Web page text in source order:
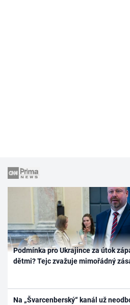
Podmínka pro Ukrajince za útok
dětmi? Tejc zvažuje mimořádný
Na „Švarcenberský“ kanál už